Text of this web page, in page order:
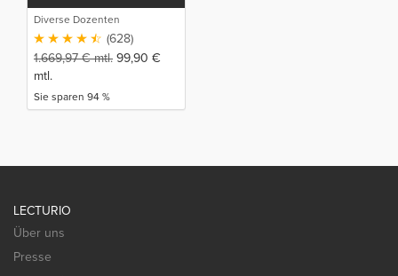
Diverse Dozenten
(628)
1.669,97€mtl. 99,90 €
mtl.
Sie sparen 94 %
LECTURIO
Über uns
Presse